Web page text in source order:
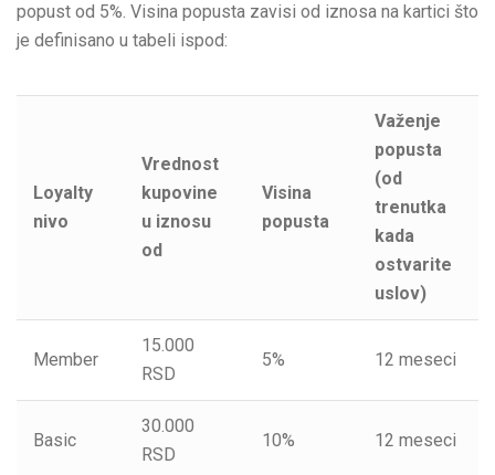
popust od 5%. Visina popusta zavisi od iznosa na kartici što
je definisano u tabeli ispod:
Loyalty
nivo
Vrednost
kupovine
u iznosu
od
Visina
popusta
Važenje
popusta
(od
trenutka
kada
ostvarite
uslov)
Member
15.000
RSD
5% 12 meseci
Basic
30.000
RSD
10% 12 meseci